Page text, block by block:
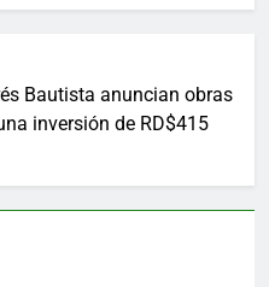
Bautista anuncian obras
inversión de RD$415